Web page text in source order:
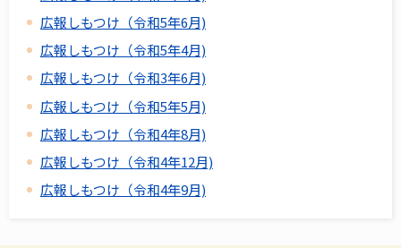
広報しもつけ（令和5年6月)
広報しもつけ（令和5年4月)
広報しもつけ（令和3年6月)
広報しもつけ（令和5年5月)
広報しもつけ（令和4年8月)
広報しもつけ（令和4年12月)
広報しもつけ（令和4年9月)